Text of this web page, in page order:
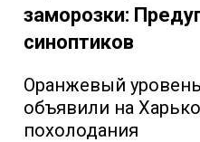
заморозки:
синоптиков
Оранжевый
объявили на
похолодания